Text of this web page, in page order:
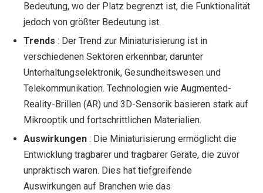
Bedeutung, wo der Platz begrenzt ist, die Funktionalität
jedoch von größter Bedeutung ist.
Trends : Der Trend zur Miniaturisierung ist in
verschiedenen Sektoren erkennbar, darunter
Unterhaltungselektronik, Gesundheitswesen und
Telekommunikation. Technologien wie Augmented-
Reality-Brillen (AR) und 3D-Sensorik basieren stark auf
Mikrooptik und fortschrittlichen Materialien.
Auswirkungen : Die Miniaturisierung ermöglicht die
Entwicklung tragbarer und tragbarer Geräte, die zuvor
unpraktisch waren. Dies hat tiefgreifende
Auswirkungen auf Branchen wie das